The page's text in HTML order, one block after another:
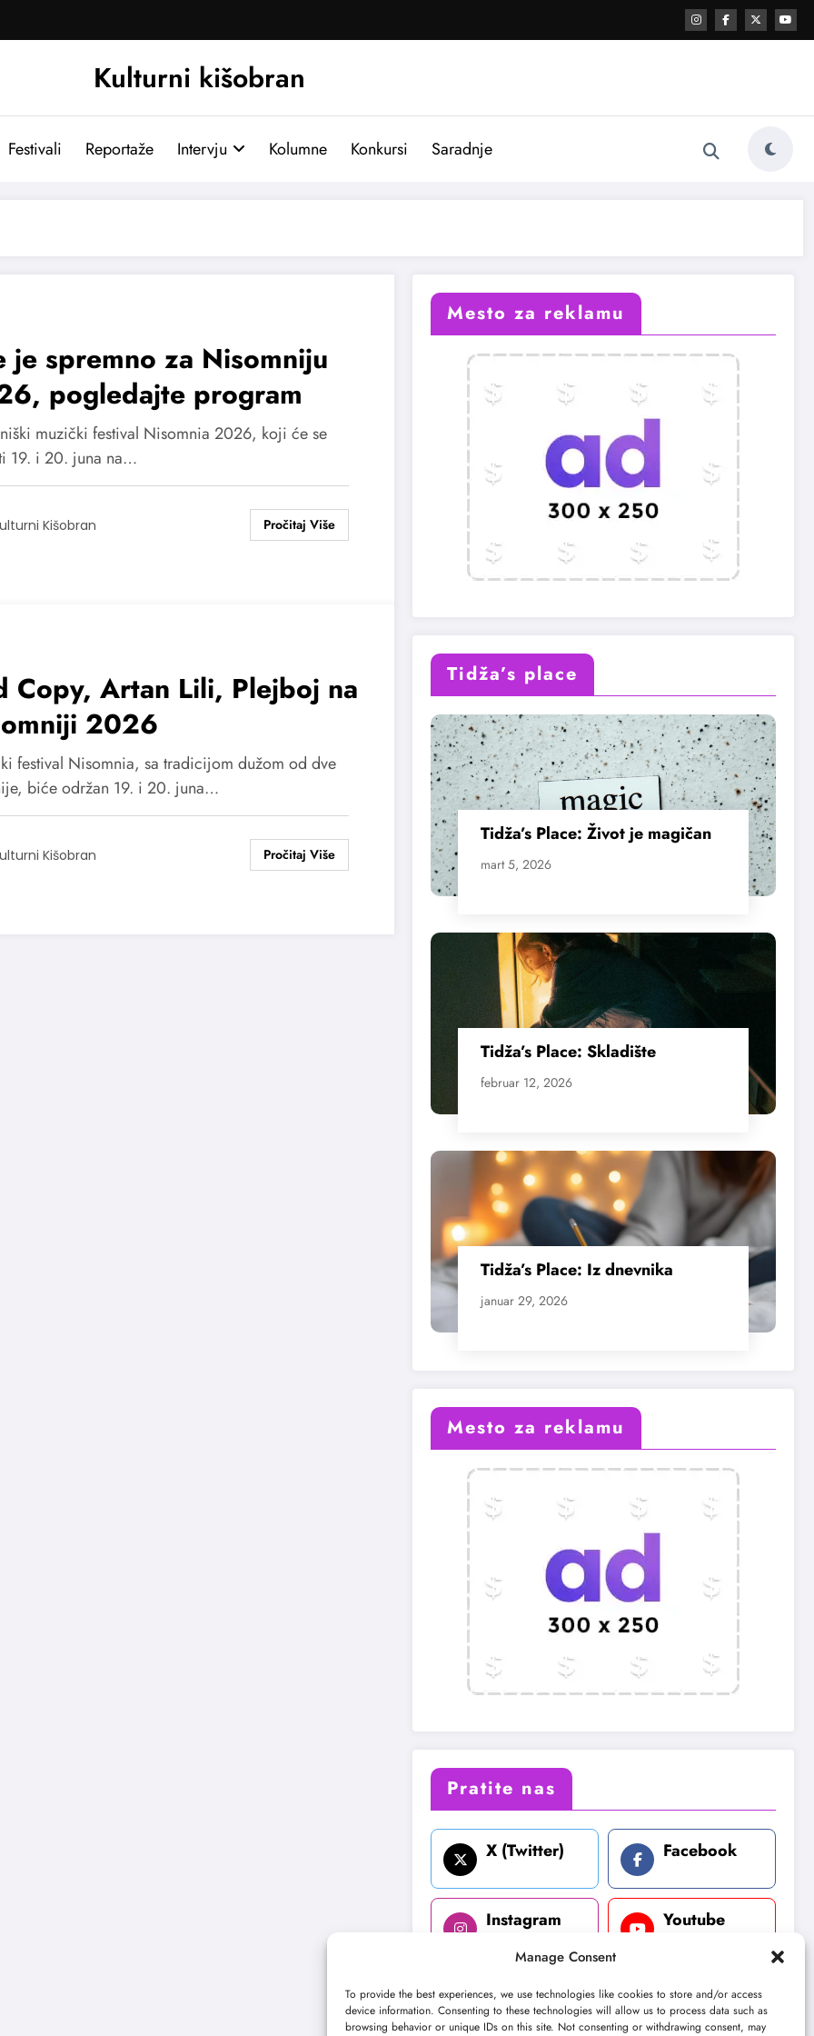
Manage Consent
To provide the best experiences, we use technologies like cookies to store and/or access
device information. Consenting to these technologies will allow us to process data such as
browsing behavior or unique IDs on this site. Not consenting or withdrawing consent, may
Kulturni kišobran
Festivali Reportaže Intervju Kolumne Konkursi Saradnje
je spremno za Nisomniju
pogledajte program
muzički festival Nisomnia 2026, koji će se
19. i 20. juna na…
Kišobran
Copy, Artan Lili, Plejboj na
2026
festival Nisomnia, sa tradicijom dužom od dve
biće održan 19. i 20. juna…
Kišobran
Mesto za reklamu
Tidža’s place
Tidža’s Place: Život je magičan
mart 5, 2026
Tidža’s Place: Skladište
februar 12, 2026
Tidža’s Place: Iz dnevnika
januar 29, 2026
Mesto za reklamu
Pratite nas
X (Twitter) Facebook
Instagram Youtube
LinkedIn